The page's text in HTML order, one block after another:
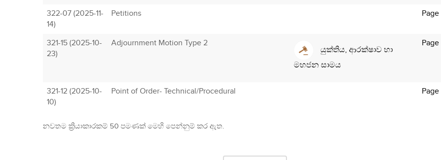
322-07 (2025-11-
14)
Petitions Page
321-15 (2025-10-
23)
Adjournment Motion Type 2
යුක්තිය, ආරක්ෂාව හා
මහජන සාමය
Page
321-12 (2025-10-
10)
Point of Order- Technical/Procedural
නවතම ක්‍රියාකාරකම් 50 පමණක් මෙහි පෙන්නුම් කර ඇත.